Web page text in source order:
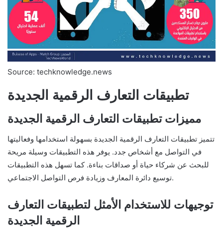
Source: techknowledge.news
تطبيقات التعارف الرقمية الجديدة
مميزات تطبيقات التعارف الرقمية الجديدة
تتميز تطبيقات التعارف الرقمية الجديدة بسهولة استخدامها وفعاليتها
في التواصل مع أشخاص جدد. يوفر هذه التطبيقات وسيلة مريحة
للبحث عن شركاء حياة أو صداقات بناءة. كما تسهل هذه التطبيقات
توسيع دائرة المعارف وزيادة فرص التواصل الاجتماعي.
توجيهات للاستخدام الأمثل لتطبيقات التعارف
الرقمية الجديدة